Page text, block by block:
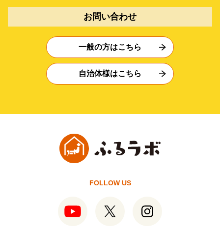
お問い合わせ
一般の方はこちら
自治体様はこちら
FOLLOW US